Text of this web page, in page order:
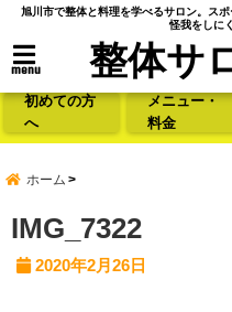
旭川市で整体と料理を学べるサロン。ス
怪我をしに
menu 整体サ
初めての方
へ
メニュー・
料金
ホーム
IMG_7322
2020年2月26日